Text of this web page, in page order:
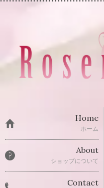
Home
ホーム
About
ショップについて
Contact